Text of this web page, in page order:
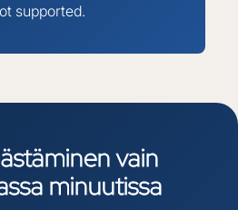
supported.
vain
minuutissa